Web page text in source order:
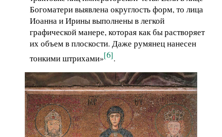
Богоматери выявлена округлость форм, то лица
Иоанна и Ирины выполнены в легкой
графической манере, которая как бы растворяет
их объем в плоскости. Даже румянец нанесен
тонкими штрихами»[6].